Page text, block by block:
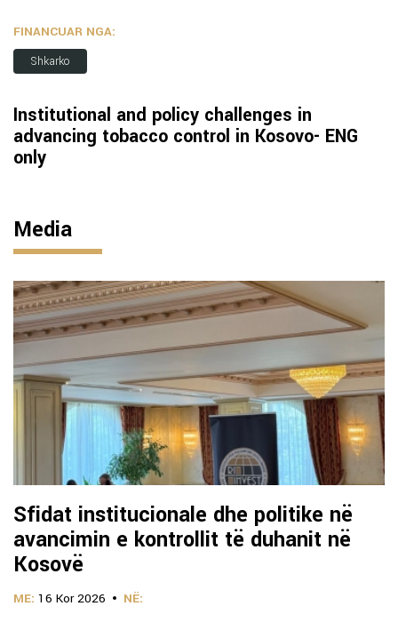
FINANCUAR NGA:
Shkarko
Institutional and policy challenges in
advancing tobacco control in Kosovo- ENG
only
Media
Sfidat institucionale dhe politike në
avancimin e kontrollit të duhanit në
Kosovë
ME: 16 Kor 2026 NË: